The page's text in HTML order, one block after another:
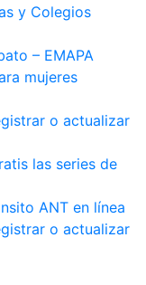
y Colegios
– EMAPA
mujeres
o actualizar
las series de
ANT en línea
o actualizar